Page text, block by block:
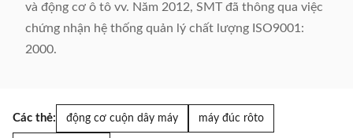
và động cơ ô tô vv. Năm 2012, SMT đã thông qua việc
chứng nhận hệ thống quản lý chất lượng ISO9001:
2000.
Các thẻ: động cơ cuộn dây máy máy đúc rôto